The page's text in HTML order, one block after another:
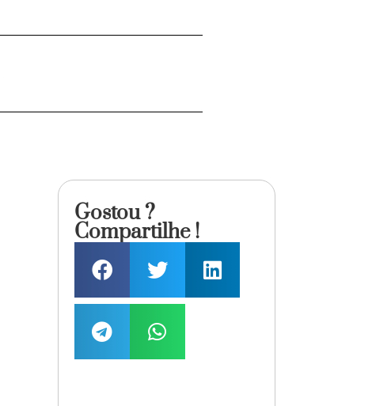
Gostou ?
Compartilhe !